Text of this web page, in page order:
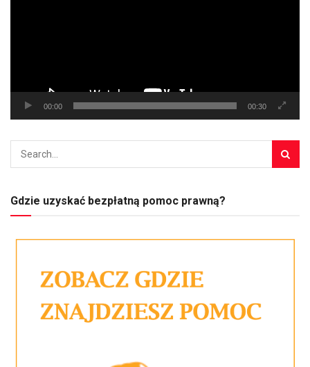
00:00 00:30
Gdzie uzyskać bezpłatną pomoc prawną?